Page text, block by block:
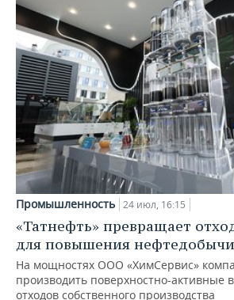
Промышленность 24 июл, 16:15
«Татнефть» превращает
для повышения нефтедобычи
На мощностях ООО «ХимСервис»
производить поверхностно-активные
отходов собственного производства